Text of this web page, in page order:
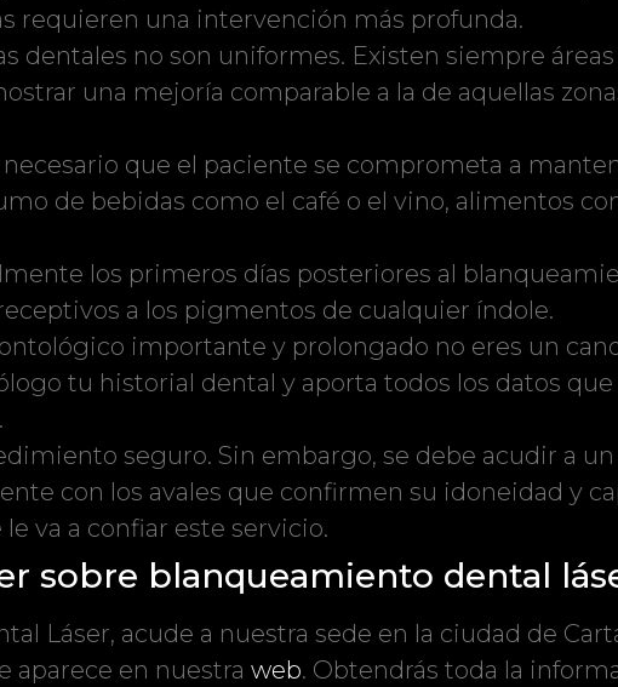
requieren una intervención más profunda.
dentales no son uniformes. Existen siempre
una mejoría comparable a la de aquellas
que el paciente se comprometa a
de bebidas como el café o el vino, alimentos
los primeros días posteriores al
a los pigmentos de cualquier índole.
importante y prolongado no eres un
tu historial dental y aporta todos los datos que
seguro. Sin embargo, se debe acudir a
con los avales que confirmen su idoneidad y
va a confiar este servicio.
sobre blanqueamiento dental
Láser, acude a nuestra sede en la ciudad de
aparece en nuestra web. Obtendrás toda la